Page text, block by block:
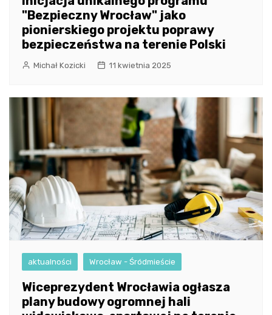
"Bezpieczny Wrocław" jako
pionierskiego projektu poprawy
bezpieczeństwa na terenie Polski
Michał Kozicki 11 kwietnia 2025
aktualności Wrocław - Śródmieście
Wiceprezydent Wrocławia ogłasza
plany budowy ogromnej hali